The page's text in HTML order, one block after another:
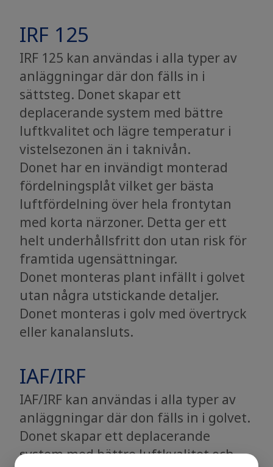
IRF 125
IRF 125 kan användas i alla typer av
anläggningar där don fälls in i
sättsteg. Donet skapar ett
deplacerande system med bättre
luftkvalitet och lägre temperatur i
vistelsezonen än i taknivån.
Donet har en invändigt monterad
fördelningsplåt vilket ger bästa
luftfördelning över hela frontytan
med korta närzoner. Detta ger ett
helt underhållsfritt don utan risk för
framtida ugensättningar.
Donet monteras plant infällt i golvet
utan några utstickande detaljer.
Donet monteras i golv med övertryck
eller kanalansluts.
IAF/IRF
IAF/IRF kan användas i alla typer av
anläggningar där don fälls in i golvet.
Donet skapar ett deplacerande
system med bättre luftkvalitet och